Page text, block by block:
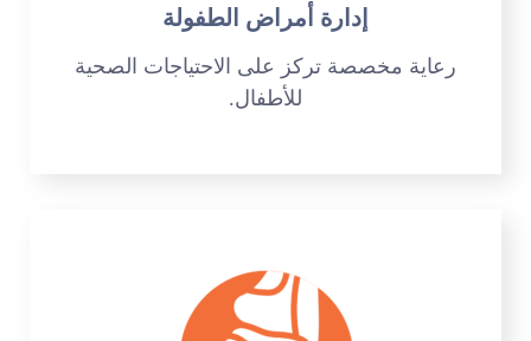
إدارة أمراض الطفولة
رعاية مخصصة تركز على الاحتياجات الصحية
للأطفال.